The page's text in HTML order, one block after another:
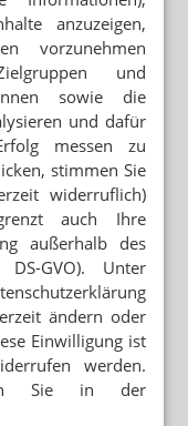
anzuzeigen,
vorzunehmen
und
sowie die
und dafür
messen zu
stimmen Sie
widerruflich)
auch Ihre
außerhalb des
GVO). Unter
ändern oder
Einwilligung ist
werden.
Sie in der